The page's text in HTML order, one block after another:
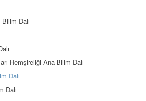
Dalı
Hemşireliği Ana Bilim Dalı
Dalı
Dalı